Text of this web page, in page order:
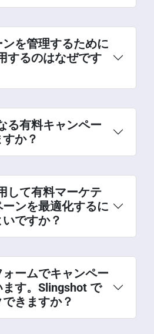
を管理するために
するのはなぜです
る有料キャンペー
か？
して有料マーケテ
ンを最適化するに
ですか？
ームでキャンペー
す。Slingshot で
きますか？